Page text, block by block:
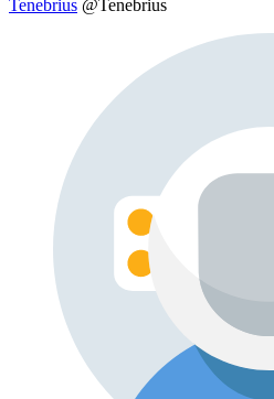
Tenebrius @Tenebrius